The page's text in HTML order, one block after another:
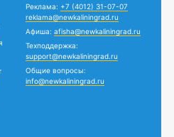
Реклама: +7 (4012) 31-07-07
reklama@newkaliningrad.ru
Афиша: afisha@newkaliningrad.ru
Техподдержка:
support@newkaliningrad.ru
Общие вопросы:
info@newkaliningrad.ru